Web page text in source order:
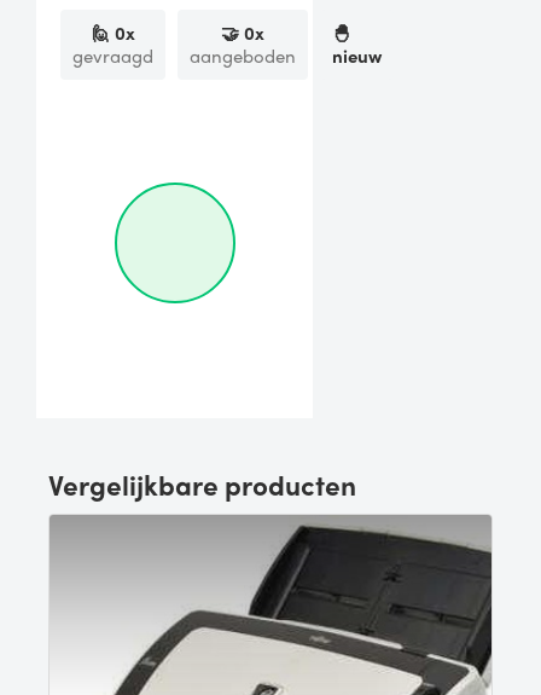
🙋 0x
gevraagd
🤝0x
aangeboden
🐣
nieuw
Vergelijkbare producten